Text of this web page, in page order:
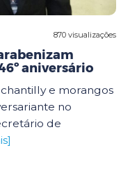
870 visualizações
aniversário
e morangos
no
de